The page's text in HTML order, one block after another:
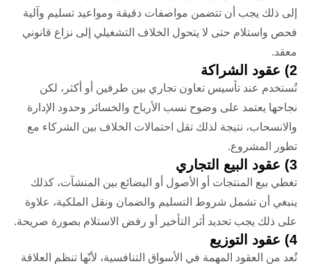
إلى ذلك يجب أن تتضمن مواصفات دقيقة ومواعيد تسليم وآلية
فحص واستلام حتى لا يتحول الخلاف التشغيلي إلى نزاع قانوني
معقد.
2) عقود الشراكة
تُستخدم عند تأسيس تعاون تجاري بين طرفين أو أكثر، لكن
نجاحها يعتمد على وضوح نسب الأرباح والخسائر وحدود الإدارة
والانسحاب، نتيجة لذلك تقل احتمالات الخلاف بين الشركاء مع
تطور المشروع.
3) عقود البيع التجاري
تغطي بيع المنتجات أو الأصول أو البضائع بين المنشآت، كذلك
ينبغي أن تشمل شروط التسليم والضمان ونقل الملكية، علاوة
على ذلك يجب تحديد أثر التأخير أو رفض الاستلام بصورة صريحة.
4) عقود التوزيع
تُعد من العقود المهمة في الأسواق التنافسية، لأنّها تنظم العلاقة